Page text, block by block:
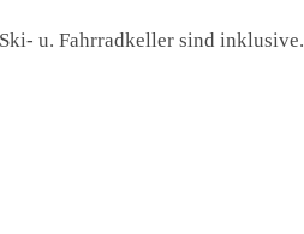
u. Fahrradkeller sind inklusive.